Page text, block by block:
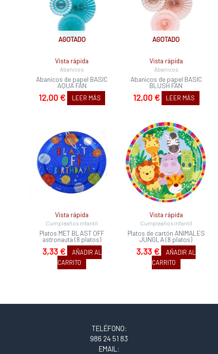
AGOTADO
Vista rápida
Abanicos
Abanicos de papel BASIC
AQUA FAN
12,00 € LEER MÁS
AGOTADO
Vista rápida
Abanicos
Abanicos de papel BASIC
BLUSH FAN
12,00 € LEER MÁS
Vista rápida
Cumpleaños infantil
Platos MET BLAST OFF
astronauta (8 platos)
3,33 €
AÑADIR AL
CARRITO
Vista rápida
Cumpleaños infantil
Platos de cartón ANIMALES
JUNGLA (8 platos)
3,33 €
AÑADIR AL
CARRITO
TELÉFONO:
986 24 51 83
EMAIL: